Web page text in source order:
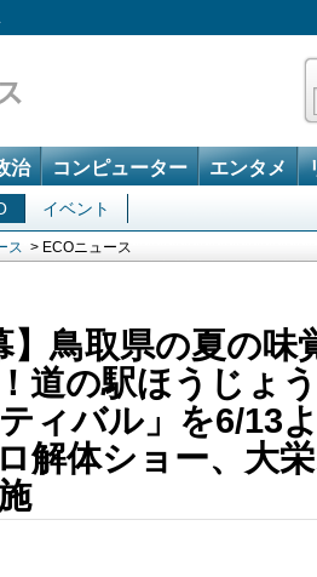
治 コンピューター エンタメ
イベント
ス > ECOニュース
】鳥取県の夏の味
道の駅ほうじょ
ィバル」を6/13
解体ショー、大